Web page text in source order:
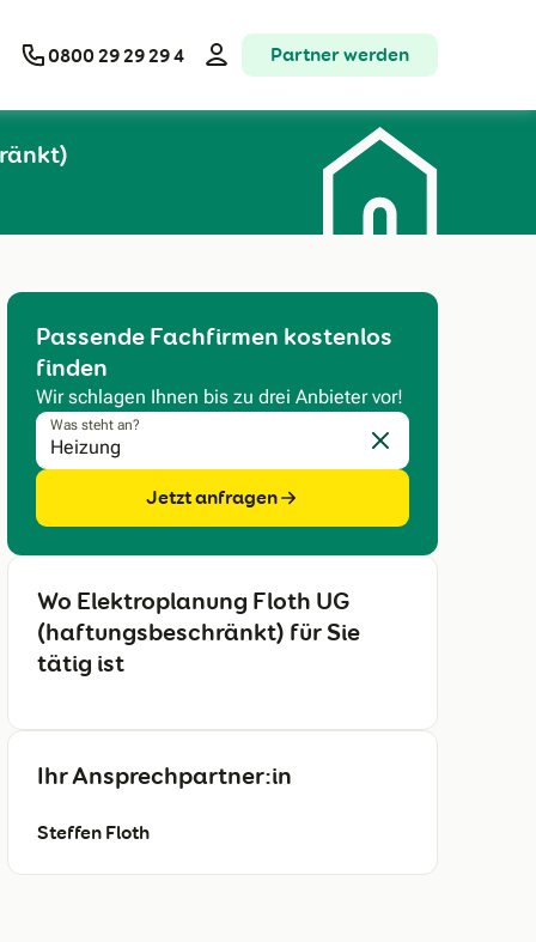
0800 29 29 29 4 Partner werden
Passende Fachfirmen kostenlos
finden
Wir schlagen Ihnen bis zu drei Anbieter vor!
Was steht an?
Eingabe löschen
Jetzt anfragen
Wo Elektroplanung Floth UG
(haftungsbeschränkt) für Sie
tätig ist
Ihr Ansprechpartner:in
Steffen Floth